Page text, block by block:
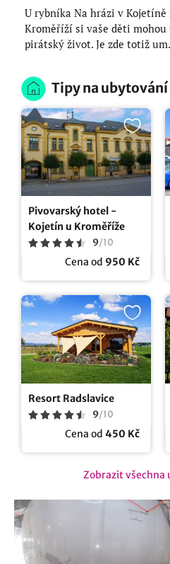
U rybníka Na hrázi v Kojetíně
Kroměříží si vaše děti
pirátský život. Je zde totiž
Tipy na ubytování
Pivovarský hotel -
Kojetín u Kroměříže
9/10
Cena od 950 Kč
Resort Radslavice
9/10
Cena od 450 Kč
Zobrazit všechna